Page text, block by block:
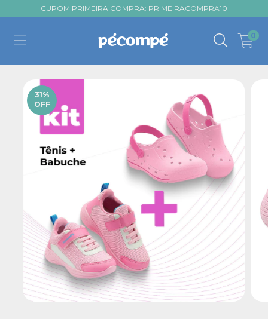
CUPOM PRIMEIRA COMPRA: PRIMEIRACOMPRA10
0
31%
OFF